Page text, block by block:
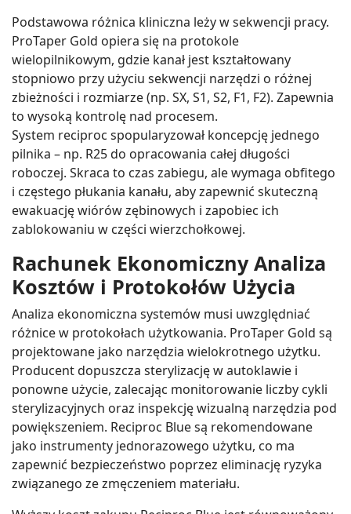
Podstawowa różnica kliniczna leży w sekwencji pracy.
ProTaper Gold opiera się na protokole
wielopilnikowym, gdzie kanał jest kształtowany
stopniowo przy użyciu sekwencji narzędzi o różnej
zbieżności i rozmiarze (np. SX, S1, S2, F1, F2). Zapewnia
to wysoką kontrolę nad procesem.
System reciproc spopularyzował koncepcję jednego
pilnika – np. R25 do opracowania całej długości
roboczej. Skraca to czas zabiegu, ale wymaga obfitego
i częstego płukania kanału, aby zapewnić skuteczną
ewakuację wiórów zębinowych i zapobiec ich
zablokowaniu w części wierzchołkowej.
Rachunek Ekonomiczny Analiza
Kosztów i Protokołów Użycia
Analiza ekonomiczna systemów musi uwzględniać
różnice w protokołach użytkowania. ProTaper Gold są
projektowane jako narzędzia wielokrotnego użytku.
Producent dopuszcza sterylizację w autoklawie i
ponowne użycie, zalecając monitorowanie liczby cykli
sterylizacyjnych oraz inspekcję wizualną narzędzia pod
powiększeniem. Reciproc Blue są rekomendowane
jako instrumenty jednorazowego użytku, co ma
zapewnić bezpieczeństwo poprzez eliminację ryzyka
związanego ze zmęczeniem materiału.